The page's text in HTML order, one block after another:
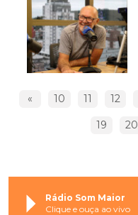
« 10 11 12
19 20
Rádio Som Maior
Clique e ouça ao vivo